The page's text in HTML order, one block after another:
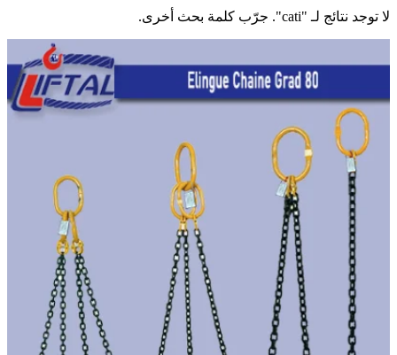
لا توجد نتائج لـ "cati". جرّب كلمة بحث أخرى.